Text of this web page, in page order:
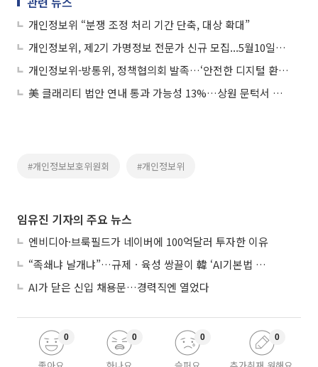
개인정보위 “분쟁 조정 처리 기간 단축, 대상 확대”
개인정보위, 제2기 가명정보 전문가 신규 모집...5월10일까지 접수
개인정보위-방통위, 정책협의회 발족…‘안전한 디지털 환경 조성”
美 클래리티 법안 연내 통과 가능성 13%…상원 문턱서 제동
#개인정보보호위원회 #개인정보위
임유진 기자의 주요 뉴스
엔비디아·브룩필드가 네이버에 100억달러 투자한 이유
“족쇄냐 날개냐”…규제ㆍ육성 쌍끌이 韓 ‘AI기본법 개정안’ 오늘 시행
AI가 닫은 신입 채용문…경력직엔 열었다
0 0 0 0